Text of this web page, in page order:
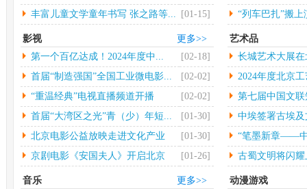
丰富儿童文学童年书写 张之路等...
[01-15]
“列车巴扎”搬上
更多>>
影视
第一个百亿达成！2024年度中...
[02-18]
首届“制造强国”全国工业微电影...
[02-02]
“重温经典”电视直播频道开播
[02-02]
首届“大湾区之光”青（少）年短...
[01-30]
北京电影公益放映走进文化产业
园...
[01-30]
京剧电影《安国夫人》开启北京
长...
[01-26]
艺术品
长城艺术大展
行
2024年度北京
第七届中国文
术...
中埃签署古埃
物...
“笔墨新章——
古蜀文明将闪
更多>>
音乐
动漫游戏